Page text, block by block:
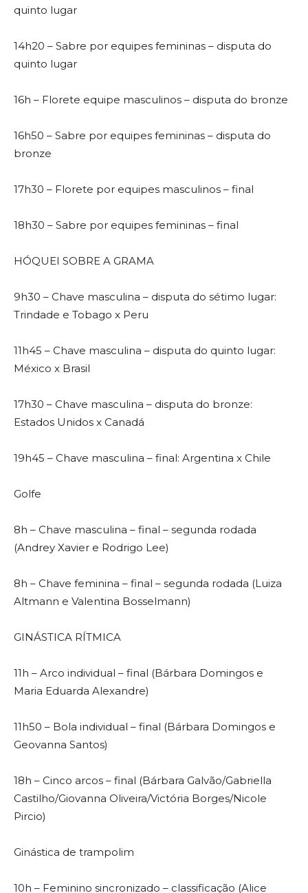
quinto lugar
14h20 – Sabre por equipes femininas – disputa do
quinto lugar
16h – Florete equipe masculinos – disputa do bronze
16h50 – Sabre por equipes femininas – disputa do
bronze
17h30 – Florete por equipes masculinos – final
18h30 – Sabre por equipes femininas – final
HÓQUEI SOBRE A GRAMA
9h30 – Chave masculina – disputa do sétimo lugar:
Trindade e Tobago x Peru
11h45 – Chave masculina – disputa do quinto lugar:
México x Brasil
17h30 – Chave masculina – disputa do bronze:
Estados Unidos x Canadá
19h45 – Chave masculina – final: Argentina x Chile
Golfe
8h – Chave masculina – final – segunda rodada
(Andrey Xavier e Rodrigo Lee)
8h – Chave feminina – final – segunda rodada (Luiza
Altmann e Valentina Bosselmann)
GINÁSTICA RÍTMICA
11h – Arco individual – final (Bárbara Domingos e
Maria Eduarda Alexandre)
11h50 – Bola individual – final (Bárbara Domingos e
Geovanna Santos)
18h – Cinco arcos – final (Bárbara Galvão/Gabriella
Castilho/Giovanna Oliveira/Victória Borges/Nicole
Pircio)
Ginástica de trampolim
10h – Feminino sincronizado – classificação (Alice